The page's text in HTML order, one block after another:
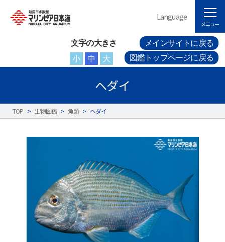
文字の大きさ
小
中 大
メインサイトに戻る
図鑑トップページに戻る
Language
メニュー
ヘダイ
TOP > 生物図鑑 > 魚類 > ヘダイ